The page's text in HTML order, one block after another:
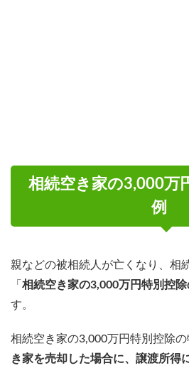
相続空き家の3,000万
例
親などの被相続人が亡くなり、相
「 相続空き家の3,000万円特別控除
す。
相続空き家の3,000万円特別控除の
き家を売却した場合に、譲渡所得